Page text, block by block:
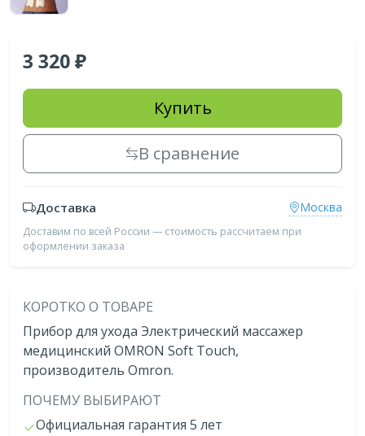
3 320
Купить
В сравнение
Доставка Москва
Доставим по всей России — стоимость рассчитаем при
оформлении заказа
КОРОТКО О ТОВАРЕ
Прибор для ухода Электрический массажер
медицинский OMRON Soft Touch,
производитель Omron.
ПОЧЕМУ ВЫБИРАЮТ
Официальная гарантия 5 лет